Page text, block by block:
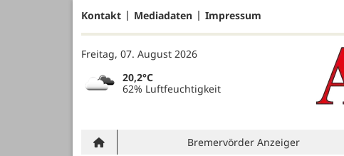
Kontakt Mediadaten Impressum
Freitag, 07. August 2026
20,2°C
62% Luftfeuchtigkeit
Bremervörder Anzeiger